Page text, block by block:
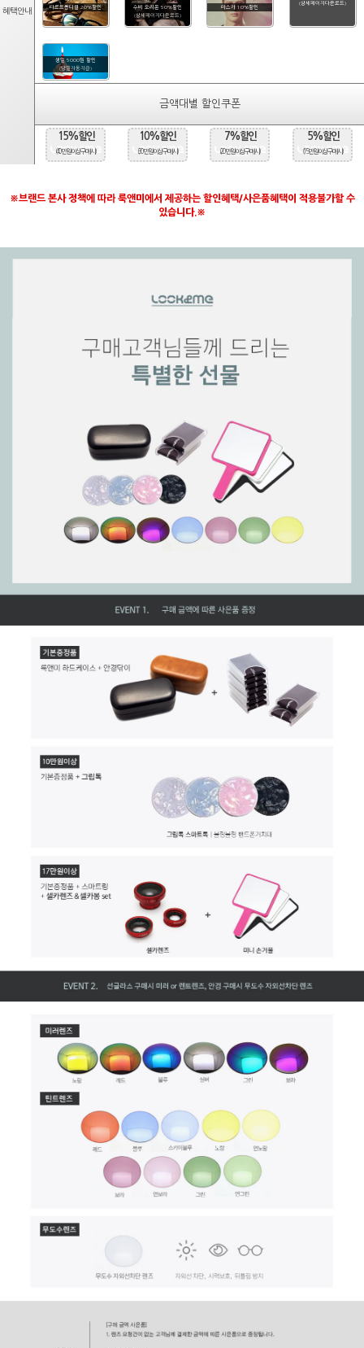
혜택안내 타르트옵티컬 20%할인
수비 오리온 50%할인
(상세페이지다운로드)
마스카 10%할인
(상세페이지다운로드)
생일 5000원 할인
(당일자동지급)
금액대별 할인쿠폰
15%할인
(40만원 이상 구매시)
10%할인
(30만원 이상 구매시)
7%할인
(20만원 이상 구매시)
5%할인
(15만원 이상 구매시)
※브랜드 본사 정책에 따라 룩앤미에서 제공하는 할인혜택/사은품혜택이 적용불가할 수
있습니다.※